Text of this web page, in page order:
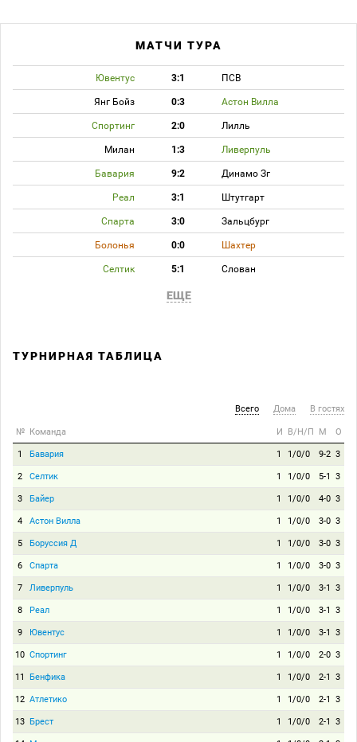
МАТЧИ ТУРА
Ювентус 3:1 ПСВ
Янг Бойз 0:3 Астон Вилла
Спортинг 2:0 Лилль
Милан 1:3 Ливерпуль
Бавария 9:2 Динамо Зг
Реал 3:1 Штутгарт
Спарта 3:0 Зальцбург
Болонья 0:0 Шахтер
Селтик 5:1 Слован
ЕЩЕ
ТУРНИРНАЯ ТАБЛИЦА
Всего Дома В гостях
№ Команда И В/Н/П М О
1 Бавария 1 1/0/0 9-2 3
2 Селтик 1 1/0/0 5-1 3
3 Байер 1 1/0/0 4-0 3
4 Астон Вилла 1 1/0/0 3-0 3
5 Боруссия Д 1 1/0/0 3-0 3
6 Спарта 1 1/0/0 3-0 3
7 Ливерпуль 1 1/0/0 3-1 3
8 Реал 1 1/0/0 3-1 3
9 Ювентус 1 1/0/0 3-1 3
10 Спортинг 1 1/0/0 2-0 3
11 Бенфика 1 1/0/0 2-1 3
12 Атлетико 1 1/0/0 2-1 3
13 Брест 1 1/0/0 2-1 3